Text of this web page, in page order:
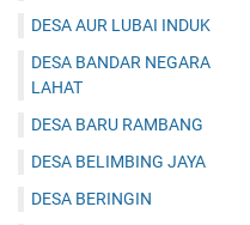
DESA AUR LUBAI INDUK
DESA BANDAR NEGARA
LAHAT
DESA BARU RAMBANG
DESA BELIMBING JAYA
DESA BERINGIN